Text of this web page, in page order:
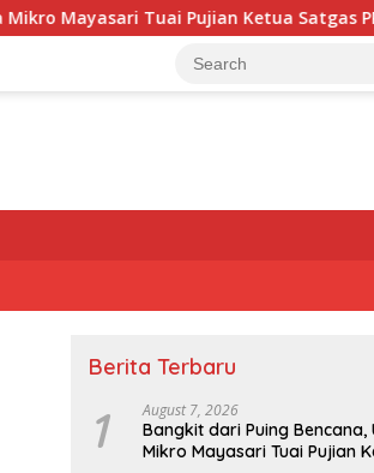
Pujian Ketua Satgas PRR
Berita Terbaru
1 August 7, 2026
Bangkit dari Puing Bencana,
Mikro Mayasari Tuai Pujian